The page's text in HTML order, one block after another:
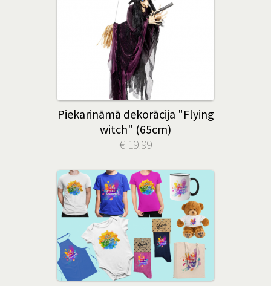
Piekarināmā dekorācija "Flying
witch" (65cm)
€ 19.99